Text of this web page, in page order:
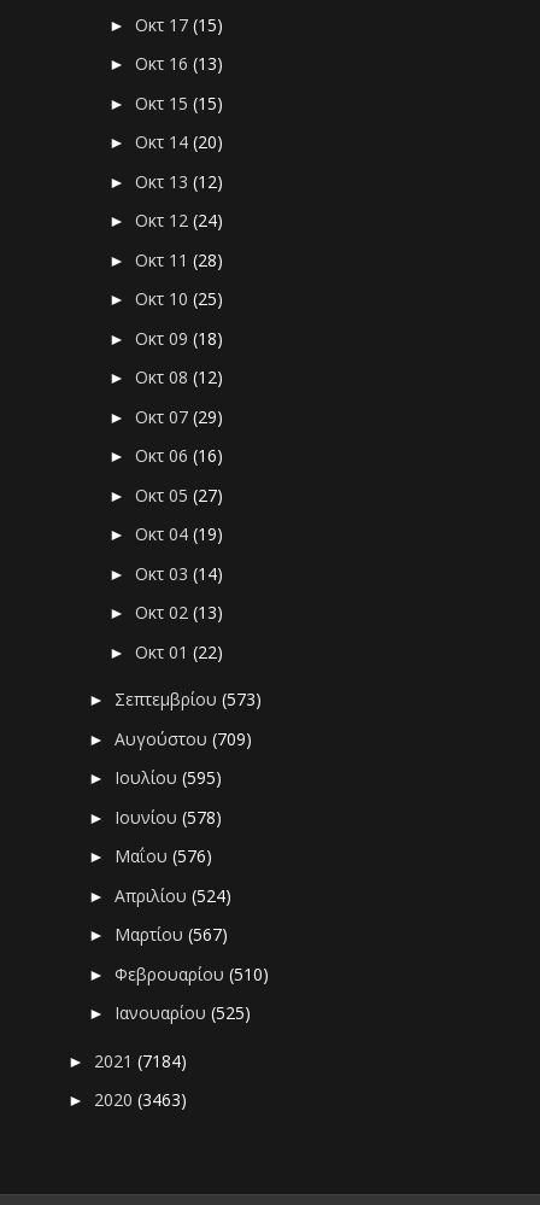
►Οκτ 17(15)
►Οκτ 16(13)
►Οκτ 15(15)
►Οκτ 14(20)
►Οκτ 13(12)
►Οκτ 12(24)
►Οκτ 11(28)
►Οκτ 10(25)
►Οκτ 09(18)
►Οκτ 08(12)
►Οκτ 07(29)
►Οκτ 06(16)
►Οκτ 05(27)
►Οκτ 04(19)
►Οκτ 03(14)
►Οκτ 02(13)
►Οκτ 01(22)
► Σεπτεμβρίου(573)
►Αυγούστου(709)
► Ιουλίου(595)
► Ιουνίου(578)
► Μαΐου(576)
►Απριλίου(524)
► Μαρτίου(567)
►Φεβρουαρίου(510)
► Ιανουαρίου(525)
► 2021(7184)
► 2020(3463)